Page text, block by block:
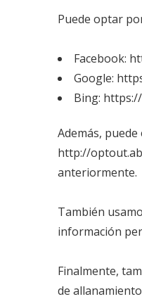
Puede optar
Facebook:
Google:
Bing:
Además,
http://
anteriormente.
También
información
Finalmente,
de